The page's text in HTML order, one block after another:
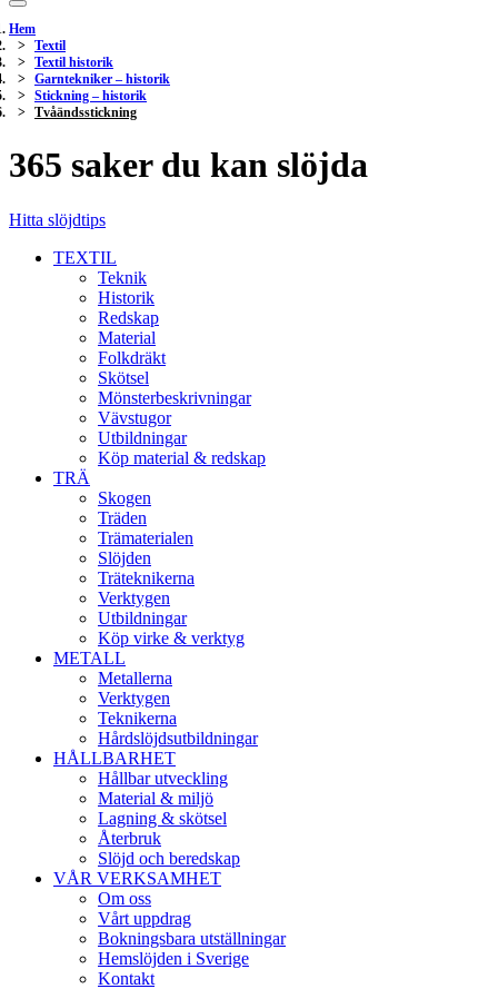
Hem
Textil
Textil historik
Garntekniker – historik
Stickning – historik
Tvåändsstickning
365 saker du kan slöjda
Hitta slöjdtips
TEXTIL
Teknik
Historik
Redskap
Material
Folkdräkt
Skötsel
Mönsterbeskrivningar
Vävstugor
Utbildningar
Köp material & redskap
TRÄ
Skogen
Träden
Trämaterialen
Slöjden
Träteknikerna
Verktygen
Utbildningar
Köp virke & verktyg
METALL
Metallerna
Verktygen
Teknikerna
Hårdslöjdsutbildningar
HÅLLBARHET
Hållbar utveckling
Material & miljö
Lagning & skötsel
Återbruk
Slöjd och beredskap
VÅR VERKSAMHET
Om oss
Vårt uppdrag
Bokningsbara utställningar
Hemslöjden i Sverige
Kontakt